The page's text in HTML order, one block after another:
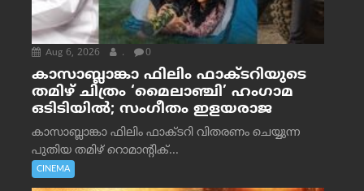
Aug 6, 2026 . 0
കാസാബ്ലാങ്കാ ഫിലിം ഫാക്ടറിയുടെ
തമിഴ് ചിത്രം ‘മൈലാഞ്ചി’ ഹംഗാമ
ഒടിടിയിൽ; സംഗീതം ഇളയരാജ
കാസാബ്ലാങ്കാ ഫിലിം ഫാക്ടറി വിതരണം ചെയ്യുന്ന
പുതിയ തമിഴ് റൊമാന്റിക്...
CINEMA